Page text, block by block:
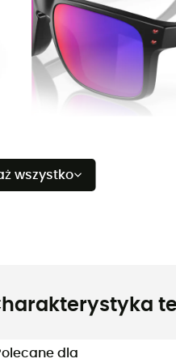
wszystko
dla